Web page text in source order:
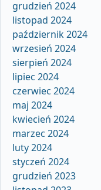
grudzień 2024
listopad 2024
październik 2024
wrzesień 2024
sierpień 2024
lipiec 2024
czerwiec 2024
maj 2024
kwiecień 2024
marzec 2024
luty 2024
styczeń 2024
grudzień 2023